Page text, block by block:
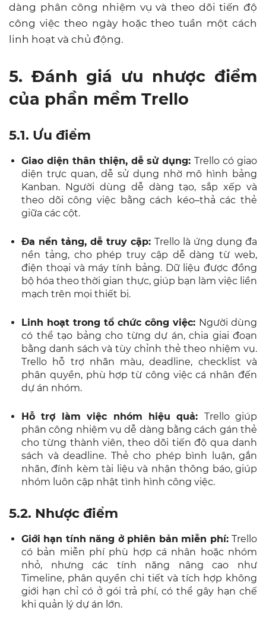
dàng phân công nhiệm vụ và theo dõi tiến độ
công việc theo ngày hoặc theo tuần một cách
linh hoạt và chủ động.
5. Đánh giá ưu nhược điểm
của phần mềm Trello
5.1. Ưu điểm
Giao diện thân thiện, dễ sử dụng:Trello có giao
diện trực quan, dễ sử dụng nhờ mô hình bảng
Kanban. Người dùng dễ dàng tạo, sắp xếp và
theo dõi công việc bằng cách kéo–thả các thẻ
giữa các cột.
Đa nền tảng, dễ truy cập: Trello là ứng dụng đa
nền tảng, cho phép truy cập dễ dàng từ web,
điện thoại và máy tính bảng. Dữ liệu được đồng
bộ hóa theo thời gian thực, giúp bạn làm việc liền
mạch trên mọi thiết bị.
Linh hoạt trong tổ chức công việc: Người dùng
có thể tạo bảng cho từng dự án, chia giai đoạn
bằng danh sách và tùy chỉnh thẻ theo nhiệm vụ.
Trello hỗ trợ nhãn màu, deadline, checklist và
phân quyền, phù hợp từ công việc cá nhân đến
dự án nhóm.
Hỗ trợ làm việc nhóm hiệu quả: Trello giúp
phân công nhiệm vụ dễ dàng bằng cách gán thẻ
cho từng thành viên, theo dõi tiến độ qua danh
sách và deadline. Thẻ cho phép bình luận, gắn
nhãn, đính kèm tài liệu và nhận thông báo, giúp
nhóm luôn cập nhật tình hình công việc.
5.2. Nhược điểm
Giới hạn tính năng ở phiên bản miễn phí: Trello
có bản miễn phí phù hợp cá nhân hoặc nhóm
nhỏ, nhưng các tính năng nâng cao như
Timeline, phân quyền chi tiết và tích hợp không
giới hạn chỉ có ở gói trả phí, có thể gây hạn chế
khi quản lý dự án lớn.